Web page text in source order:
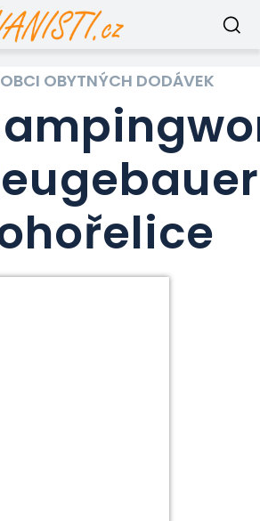
OBYTNÝCH DODÁVEK